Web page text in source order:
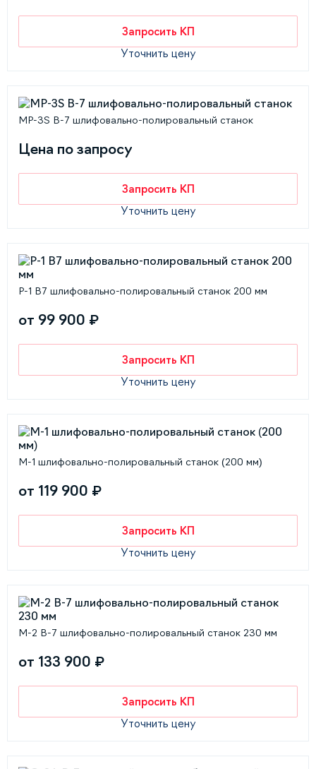
Запросить КП
Уточнить цену
MP-3S В-7 шлифовально-полировальный станок
Цена по запросу
Запросить КП
Уточнить цену
P-1 B7 шлифовально-полировальный станок 200 мм
от 99 900 ₽
Запросить КП
Уточнить цену
M-1 шлифовально-полировальный станок (200 мм)
от 119 900 ₽
Запросить КП
Уточнить цену
M-2 В-7 шлифовально-полировальный станок 230 мм
от 133 900 ₽
Запросить КП
Уточнить цену